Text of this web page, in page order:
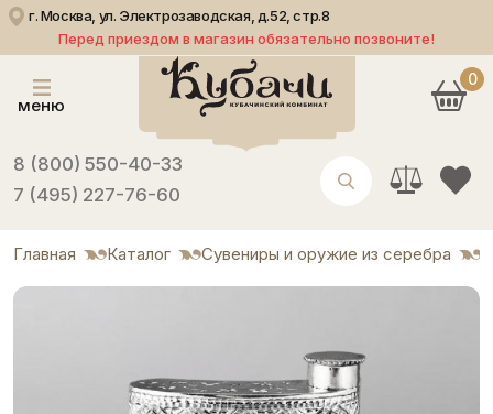
г. Москва, ул. Электрозаводская, д.52, стр.8
Перед приездом в магазин обязательно позвоните!
меню
8 (800) 550-40-33
7 (495) 227-76-60
0
Главная Каталог Сувениры и оружие из серебра